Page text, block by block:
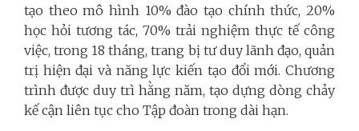
tạo theo mô hình 10% đào tạo chính thức, 20%
học hỏi tương tác, 70% trải nghiệm thực tế công
việc, trong 18 tháng, trang bị tư duy lãnh đạo, quản
trị hiện đại và năng lực kiến tạo đổi mới. Chương
trình được duy trì hằng năm, tạo dựng dòng chảy
kế cận liên tục cho Tập đoàn trong dài hạn.